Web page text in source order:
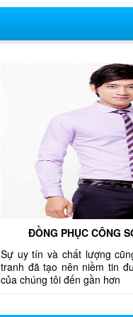
ĐỒNG PHỤC CÔNG
Sự uy tín và chất lượng
tranh đã tạo nên niềm tin
của chúng tôi đến gần hơn